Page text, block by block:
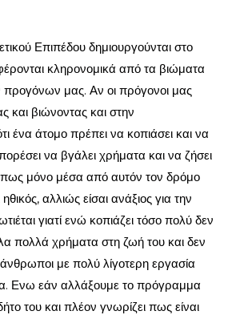
Επιπέδου δημιουργούνται στο
κληρονομικά από τα βιώματα
προγόνων μας. Αν οι πρόγονοι μας
και βιώνοντας και στην
ένα άτομο πρέπει να κοπιάσει και να
να βγάλει χρήματα και να ζήσει
πως μόνο μέσα από αυτόν τον δρόμο
αλλιώς είσαι ανάξιος για την
γιατί ενώ κοπιάζει τόσο πολύ δεν
πολλά χρήματα στη ζωή του και δεν
άνθρωποι με πολύ λίγοτερη εργασία
Ενω εάν αλλάξουμε το πρόγραμμα
του και πλέον γνωρίζει πως είναι